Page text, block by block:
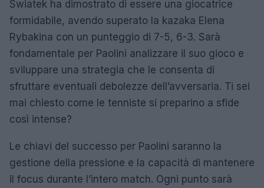
Swiatek ha dimostrato di essere una giocatrice
formidabile, avendo superato la kazaka Elena
Rybakina con un punteggio di 7-5, 6-3. Sarà
fondamentale per Paolini analizzare il suo gioco e
sviluppare una strategia che le consenta di
sfruttare eventuali debolezze dell’avversaria. Ti sei
mai chiesto come le tenniste si preparino a sfide
così intense?
Le chiavi del successo per Paolini saranno la
gestione della pressione e la capacità di mantenere
il focus durante l’intero match. Ogni punto sarà